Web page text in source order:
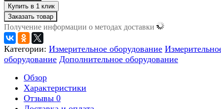
Заказать товар
Получение информации о методах доставки
Категории: Измерительное оборудование
оборудование Дополнительное оборудование
Обзор
Характеристики
Отзывы 0